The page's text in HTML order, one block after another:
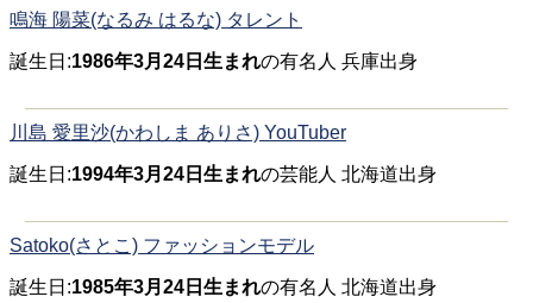
鳴海 陽菜(なるみ はるな) タレント
誕生日:1986年3月24日生まれの有名人 兵庫出身
川島 愛里沙(かわしま ありさ) YouTuber
誕生日:1994年3月24日生まれの芸能人 北海道出身
Satoko(さとこ) ファッションモデル
誕生日:1985年3月24日生まれの有名人 北海道出身